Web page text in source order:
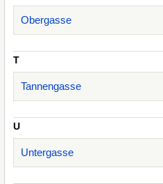
Obergasse
T
Tannengasse
U
Untergasse